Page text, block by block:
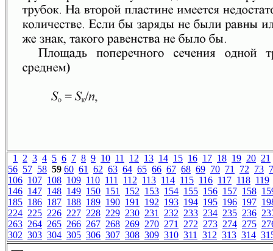
1 2 3 4 5 6 7 8 9 10 11 12 13 14 15 16 17 18 19 20 21
56 57 58 59 60 61 62 63 64 65 66 67 68 69 70 71 72 73
106 107 108 109 110 111 112 113 114 115 116 117 118 119
146 147 148 149 150 151 152 153 154 155 156 157 158
185 186 187 188 189 190 191 192 193 194 195 196 197
224 225 226 227 228 229 230 231 232 233 234 235 236
263 264 265 266 267 268 269 270 271 272 273 274 275
302 303 304 305 306 307 308 309 310 311 312 313 314